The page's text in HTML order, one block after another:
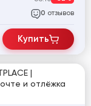
0 отзывов
Купить
|
и отлёжка